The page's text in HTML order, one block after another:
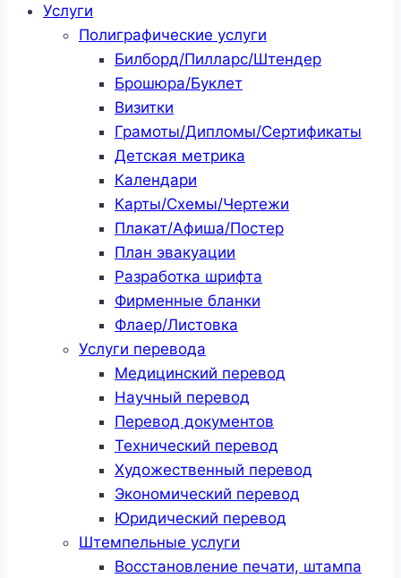
Услуги
Полиграфические услуги
Билборд/Пилларс/Штендер
Брошюра/Буклет
Визитки
Грамоты/Дипломы/Сертификаты
Детская метрика
Календари
Карты/Схемы/Чертежи
Плакат/Афиша/Постер
План эвакуации
Разработка шрифта
Фирменные бланки
Флаер/Листовка
Услуги перевода
Медицинский перевод
Научный перевод
Перевод документов
Технический перевод
Художественный перевод
Экономический перевод
Юридический перевод
Штемпельные услуги
Восстановление печати, штампа